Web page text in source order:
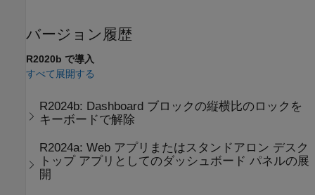
バージョン履歴
R2020b で導入
すべて展開する
R2024b: Dashboard ブロックの縦横比のロックを
キーボードで解除
R2024a:Web アプリまたはスタンドアロン デスク
トップ アプリとしてのダッシュボード パネルの展
開